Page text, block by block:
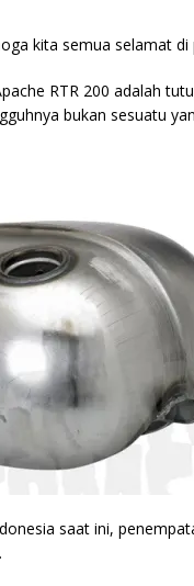
kita semua selamat
RTR 200 adalah
bukan sesuatu
saat ini,